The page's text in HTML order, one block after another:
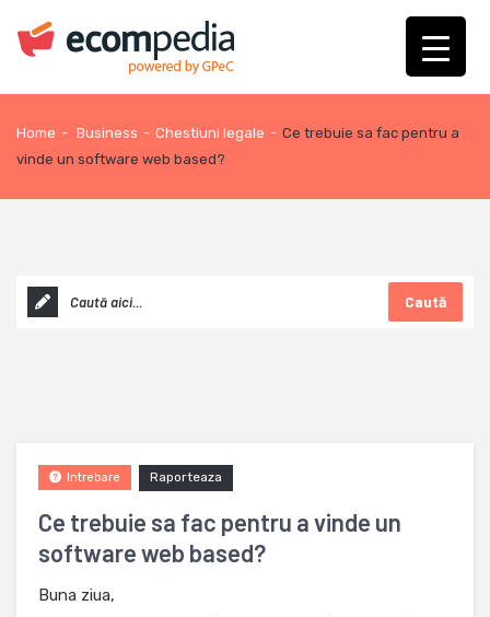
Home - Business - Chestiuni legale - Ce trebuie sa fac pentru a
vinde un software web based?
Caută
Ce trebuie sa fac pentru a vinde un
software web based?
Raporteaza
Intrebare
Buna ziua,